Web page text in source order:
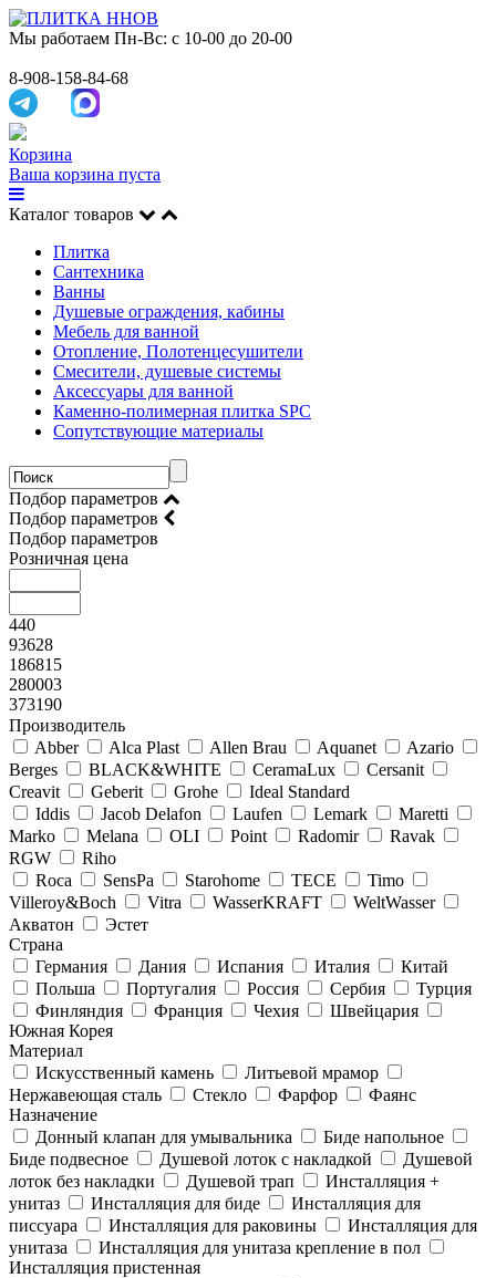
Мы работаем Пн-Вс: с 10-00 до 20-00
8-908-158-84-68
Корзина
Ваша корзина пуста
Каталог товаров
Плитка
Сантехника
Ванны
Душевые ограждения, кабины
Мебель для ванной
Отопление, Полотенцесушители
Смесители, душевые системы
Аксессуары для ванной
Каменно-полимерная плитка SPC
Сопутствующие материалы
Подбор параметров
Подбор параметров
Подбор параметров
Розничная цена
440
93628
186815
280003
373190
Производитель
Abber
Alca Plast Allen Brau Aquanet
Azario
Berges
BLACK&WHITE CeramaLux
Cersanit
Creavit
Geberit Grohe
Ideal Standard
Iddis
Jacob Delafon Laufen Lemark
Maretti
Marko
Melana OLI Point Radomir
Ravak
RGW
Riho
Roca
SensPa Starohome TECE
Timo
Villeroy&Boсh
Vitra WasserKRAFT
WeltWasser
Акватон
Эстет
Страна
Германия
Дания Испания Италия
Китай
Польша
Португалия Россия Сербия
Турция
Финляндия
Франция Чехия
Швейцария
Южная Корея
Материал
Искусственный камень
Литьевой мрамор
Нержавеющая сталь
Стекло Фарфор
Фаянс
Назначение
Донный клапан для умывальника
Биде напольное
Биде подвесное
Душевой лоток с накладкой
Душевой
лоток без накладки
Душевой трап
Инсталляция +
унитаз
Инсталляция для биде
Инсталляция для
писсуара
Инсталляция для раковины
Инсталляция для
унитаза
Инсталляция для унитаза крепление в пол
Инсталляция пристенная